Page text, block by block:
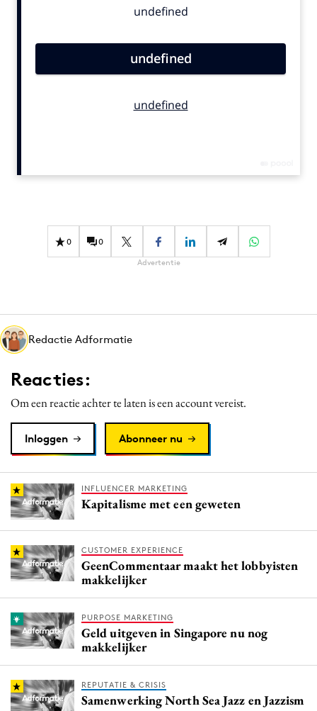
Contentmarketing
Effectiviteit
Gedragsverandering
Martech
Media
Merkstrategie
PR
Programmatic
Reputatie & crisis
0 0
Advertentie
Redactie Adformatie
Reacties:
Om een reactie achter te laten is een account vereist.
Inloggen Abonneer nu
INFLUENCER MARKETING
Kapitalisme met een geweten
CUSTOMER EXPERIENCE
GeenCommentaar maakt het lobbyisten
makkelijker
PURPOSE MARKETING
Geld uitgeven in Singapore nu nog
makkelijker
REPUTATIE & CRISIS
Samenwerking North Sea Jazz en Jazzism